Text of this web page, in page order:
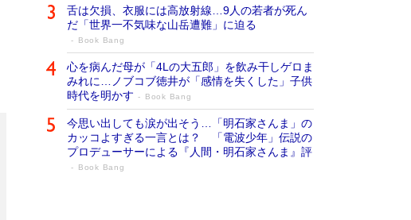
舌は欠損、衣服には高放射線…9人の若者が死ん
だ「世界一不気味な山岳遭難」に迫る
Book Bang
心を病んだ母が「4Lの大五郎」を飲み干しゲロま
みれに…ノブコブ徳井が「感情を失くした」子供
時代を明かす
Book Bang
今思い出しても涙が出そう…「明石家さんま」の
カッコよすぎる一言とは？ 「電波少年」伝説の
プロデューサーによる『人間・明石家さんま』評
Book Bang